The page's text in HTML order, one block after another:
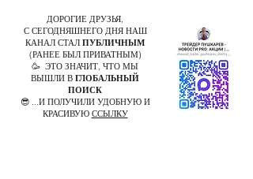
ДОРОГИЕ ДРУЗЬЯ,
С СЕГОДНЯШНЕГО ДНЯ НАШ
КАНАЛ СТАЛ ПУБЛИЧНЫМ
(РАНЕЕ БЫЛ ПРИВАТНЫМ)
🥳 ЭТО ЗНАЧИТ, ЧТО МЫ
ВЫШЛИ В ГЛОБАЛЬНЫЙ
ПОИСК
😎 ...И ПОЛУЧИЛИ УДОБНУЮ И
КРАСИВУЮ ССЫЛКУ